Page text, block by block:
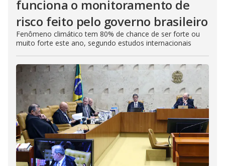
funciona o monitoramento de
risco feito pelo governo brasileiro
Fenômeno climático tem 80% de chance de ser forte ou
muito forte este ano, segundo estudos internacionais